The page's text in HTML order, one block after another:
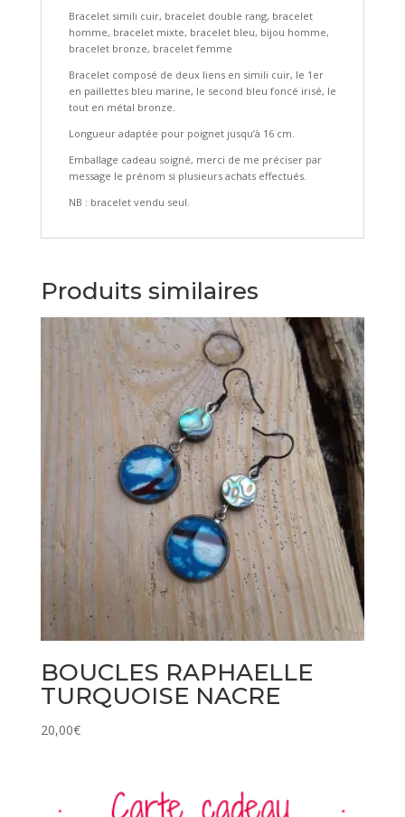
Bracelet simili cuir, bracelet double rang, bracelet
homme, bracelet mixte, bracelet bleu, bijou homme,
bracelet bronze, bracelet femme
Bracelet composé de deux liens en simili cuir, le 1er
en paillettes bleu marine, le second bleu foncé irisé, le
tout en métal bronze.
Longueur adaptée pour poignet jusqu’à 16 cm.
Emballage cadeau soigné, merci de me préciser par
message le prénom si plusieurs achats effectués.
NB : bracelet vendu seul.
Produits similaires
BOUCLES RAPHAELLE
TURQUOISE NACRE
20,00€